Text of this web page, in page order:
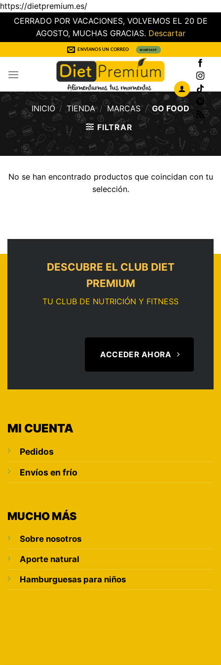
https://dietpremium.es/
CERRADO POR VACACIONES, VOLVEMOS EL 20 DE
AGOSTO, MUCHAS GRACIAS. Descartar
al
contenido
ENVÍANOS UN CORREO WHATSAPP
INICIO / TIENDA / MARCAS / GO FOOD
FILTRAR
No se han encontrado productos que coincidan con tu
selección.
DESCUBRE EL CLUB DIET
PREMIUM
TU CLUB DE NUTRICIÓN Y FITNESS
ACCEDER AHORA
MI CUENTA
Pedidos
Envíos en frío
MUCHO MÁS
Sobre nosotros
Aporte natural
Hamburguesas para niños